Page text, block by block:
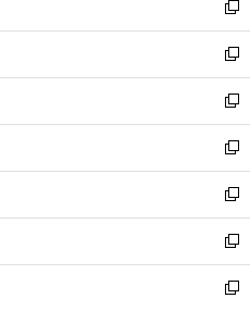
く
で
開
く
ド
ウ
で
開
く
ィ
ン
ド
ウ
で
開
く
新
し
い
ウ
ィ
ン
ド
ウ
で
開
く
新
し
い
ウ
ィ
ン
ド
ウ
で
開
く
新
し
い
ウ
ィ
ン
ド
ウ
で
新
し
い
ウ
ィ
ン
ド
新
し
い
ウ
ィ
新
し
い
新